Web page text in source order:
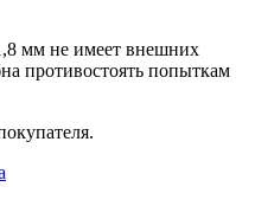
мм не имеет внешних
противостоять попыткам